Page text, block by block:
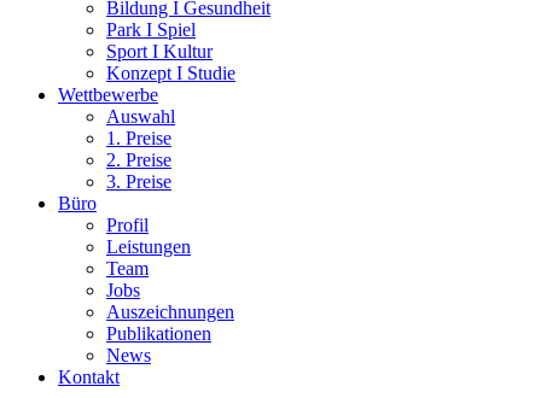
Bildung I Gesundheit
Park I Spiel
Sport I Kultur
Konzept I Studie
Wettbewerbe
Auswahl
1. Preise
2. Preise
3. Preise
Büro
Profil
Leistungen
Team
Jobs
Auszeichnungen
Publikationen
News
Kontakt